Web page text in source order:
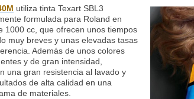
utiliza tinta Texart SBL3
formulada para Roland en
1000 cc, que ofrecen unos tiempos
muy breves y unas elevadas tasas
Además de unos colores
y de gran intensidad,
una gran resistencia al lavado y
de alta calidad en una
de materiales.